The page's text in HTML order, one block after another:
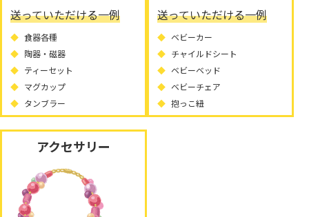
送っていただける一例
食器各種
陶器・磁器
ティーセット
マグカップ
タンブラー
送っていただける一例
ベビーカー
チャイルドシート
ベビーベッド
ベビーチェア
抱っこ紐
アクセサリー